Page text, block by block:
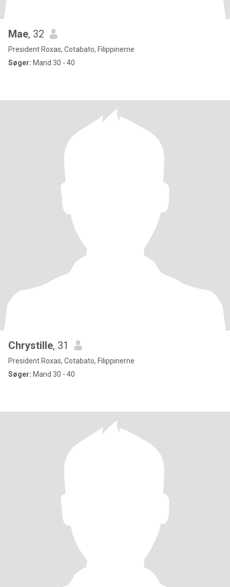
Mae, 32
President Roxas, Cotabato, Filippinerne
Søger: Mand 30 - 40
Chrystille, 31
President Roxas, Cotabato, Filippinerne
Søger: Mand 30 - 40